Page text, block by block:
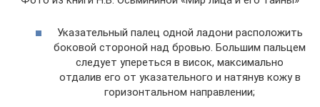
Указательный палец одной ладони расположить
боковой стороной над бровью. Большим пальцем
следует упереться в висок, максимально
отдалив его от указательного и натянув кожу в
горизонтальном направлении;